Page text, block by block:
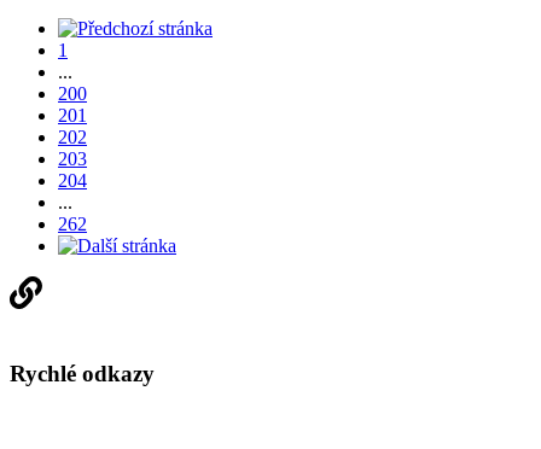
1
...
200
201
202
203
204
...
262
Rychlé odkazy